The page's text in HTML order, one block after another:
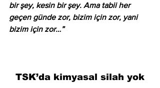
bir şey, kesin bir şey. Ama tabii her
geçen günde zor, bizim için zor, yani
bizim için zor…”
TSK’da kimyasal silah yok